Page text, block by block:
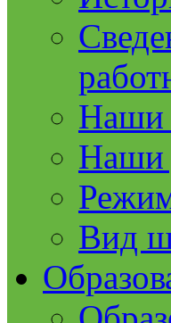
Наши
Наши
Вид